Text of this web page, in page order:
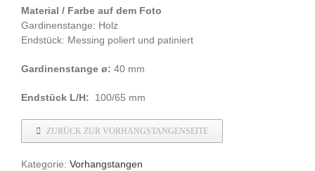
Material / Farbe auf dem Foto
Gardinenstange: Holz
Endstück: Messing poliert und patiniert
Gardinenstange ø: 40 mm
Endstück L/H: 100/65 mm
ZURÜCK ZUR VORHANGSTANGENSEITE
Kategorie: Vorhangstangen